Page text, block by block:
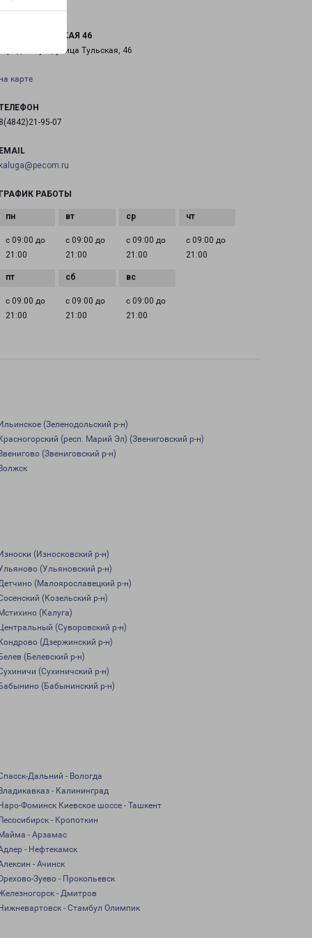
ТУЛЬСКАЯ 46
Калуга, улица Тульская, 46
карте
95-07
РАБОТЫ
с 09:00 до
21:00
с 09:00 до
21:00
с 09:00 до
21:00
с 09:00 до
21:00
с 09:00 до
21:00
с 09:00 до
21:00
с 09:00 до
21:00
(Зеленодольский р-н)
(респ. Марий Эл) (Звениговский р-н)
(Звениговский р-н)
(Износковский р-н)
(Ульяновский р-н)
(Малоярославецкий р-н)
(Козельский р-н)
(Калуга)
(Суворовский р-н)
(Дзержинский р-н)
(Белевский р-н)
(Сухиничский р-н)
(Бабынинский р-н)
Дальний - Вологда
- Калининград
Фоминск Киевское шоссе - Ташкент
- Кропоткин
- Арзамас
- Нефтекамск
- Ачинск
Зуево - Прокопьевск
- Дмитров
- Стамбул Олимпик